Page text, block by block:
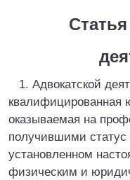
1. Адвокатской
квалифицированная
оказываемая на
получившими статус
установленном
физическим и